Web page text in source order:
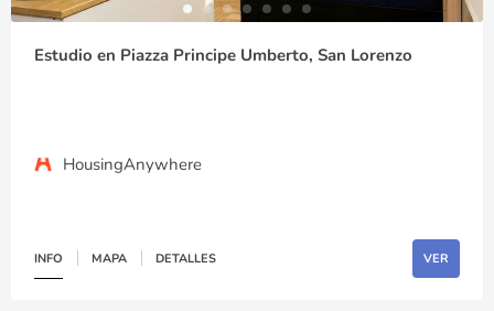
Estudio en Piazza Principe Umberto, San Lorenzo
HousingAnywhere
INFO MAPA DETALLES VER